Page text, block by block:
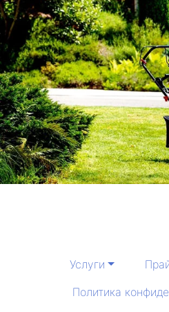
Услуги
Политика